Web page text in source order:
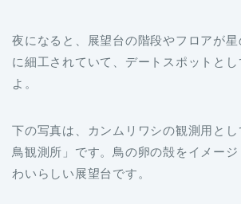
夜になると、展望台の階段やフロアが星
に細工されていて、デートスポットと
よ。
下の写真は、カンムリワシの観測用とし
鳥観測所」です。鳥の卵の殻をイメー
わいらしい展望台です。